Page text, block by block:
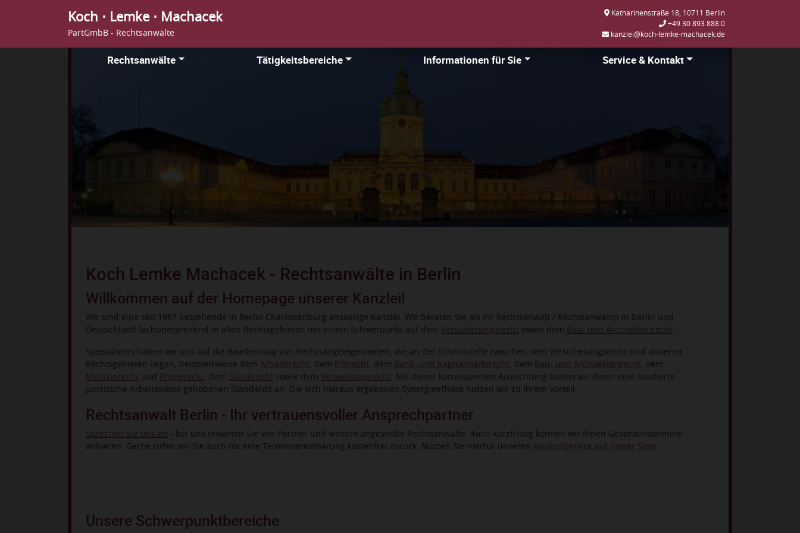
Koch ⋅ Lemke ⋅ Machacek
PartGmbB - Rechtsanwälte
Katharinenstraße 18, 10711 Berlin
+49 30 893 888 0
kanzlei@koch-lemke-machacek.de
Rechtsanwälte Tätigkeitsbereiche Informationen für Sie Service & Kontakt
Koch Lemke Machacek - Rechtsanwälte in Berlin
Willkommen auf der Homepage unserer Kanzlei!
Wir sind eine seit 1997 bestehende in Berlin Charlottenburg ansässige Kanzlei. Wir beraten Sie als Ihr Rechtsanwalt / Rechtsanwältin in Berlin und
Deutschland fachübergreifend in allen Rechtsgebieten mit einem Schwerpunkt auf dem Versicherungsrecht sowie dem Bau- und Architektenrecht
Spezialisiert haben wir uns auf die Bearbeitung von Rechtsangelegenheiten, die an der Schnittstelle zwischen dem Versicherungsrecht und anderen
Rechtsgebieten liegen, beispielsweise dem Arbeitsrecht , dem Erbrecht , dem Bank- und Kapitalmarktrecht , dem Bau- und Architektenrecht , dem
Medizinrecht und Pflegerecht , dem Sozialrecht sowie dem Verwaltungsrecht . Mit dieser konsequenten Ausrichtung bieten wir Ihnen eine fundierte
juristische Arbeitsweise gehobenen Standards an. Die sich hieraus ergebenen Synergieeffekte nutzen wir zu Ihrem Vorteil.
Rechtsanwalt Berlin - Ihr vertrauensvoller Ansprechpartner
Sprechen Sie uns an - bei uns erwarten Sie vier Partner und weitere angestellte Rechtsanwälte. Auch kurzfristig können wir Ihnen Gesprächstermine
anbieten. Gerne rufen wir Sie auch für eine Terminvereinbarung kostenfrei zurück. Nutzen Sie hierfür unseren Rückrufservice auf dieser Seite
Unsere Schwerpunktbereiche